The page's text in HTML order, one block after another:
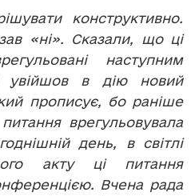
конструктивно.
«ні». Сказали, що ці
наступним
увійшов в дію новий
прописує, бо раніше
врегульовувала
день, в світлі
акту ці питання
Вчена рада